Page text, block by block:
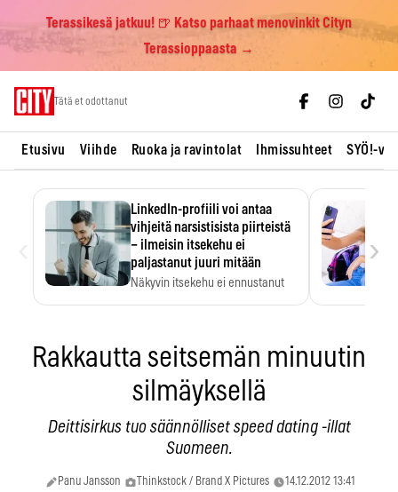
Terassikesä jatkuu! 🍺 Katso parhaat menovinkit Cityn
Terassioppaasta →
Tätä et odottanut
Etusivu Viihde Ruoka ja ravintolat Ihmissuhteet SYÖ!-
LinkedIn-profiili voi antaa
vihjeitä narsistisista piirteistä
– ilmeisin itsekehu ei
paljastanut juuri mitään
Näkyvin itsekehu ei ennustanut
›
Rakkautta seitsemän minuutin
silmäyksellä
Deittisirkus tuo säännölliset speed dating -illat
Suomeen.
Panu Jansson Thinkstock / Brand X Pictures 14.12.2012 13:41